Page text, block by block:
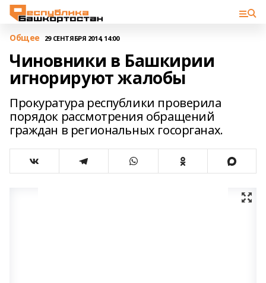
Общее 29 СЕНТЯБРЯ 2014, 14:00
Чиновники в Башкирии
игнорируют жалобы
Прокуратура республики проверила
порядок рассмотрения обращений
граждан в региональных госорганах.